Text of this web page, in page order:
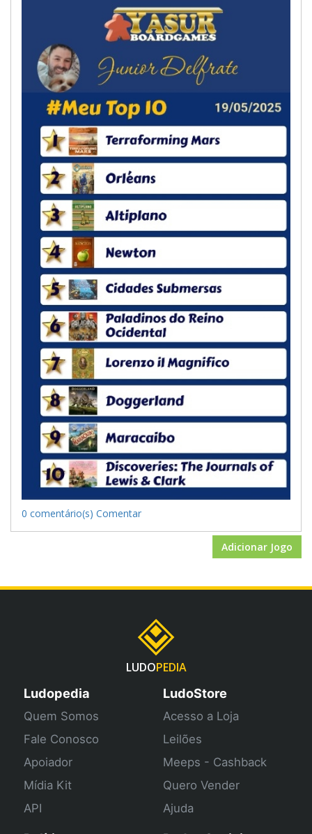
0 comentário(s) Comentar
Adicionar Jogo
LUDOPEDIA
Ludopedia
Quem Somos
Fale Conosco
Apoiador
Mídia Kit
API
LudoStore
Acesso a Loja
Leilões
Meeps - Cashback
Quero Vender
Ajuda